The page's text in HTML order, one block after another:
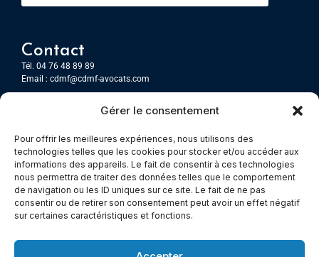
Gérer le consentement
Pour offrir les meilleures expériences, nous utilisons des
technologies telles que les cookies pour stocker et/ou accéder aux
informations des appareils. Le fait de consentir à ces technologies
nous permettra de traiter des données telles que le comportement
de navigation ou les ID uniques sur ce site. Le fait de ne pas
consentir ou de retirer son consentement peut avoir un effet négatif
sur certaines caractéristiques et fonctions.
Contact
Tél. 04 76 48 89 89
Email : cdmf@cdmf-avocats.com
7 Place Firmin Gautier
CS 80476
38016 GRENOBLE, Cedex 1
Chambery
Immeuble le Paris
73000 Chambéry